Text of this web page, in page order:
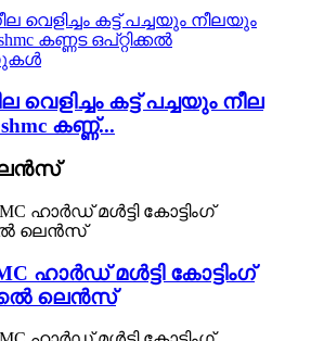
വെളിച്ചം കട്ട് പച്ചയും നീല
കണ്ണ്...
ഹാർഡ് മൾട്ടി കോട്ടിംഗ്
ലെൻസ്